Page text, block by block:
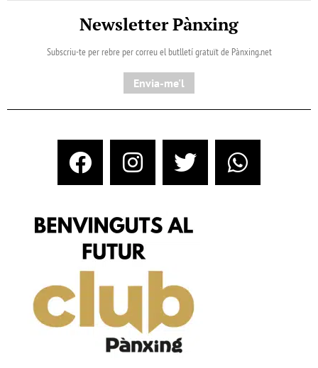
Newsletter Pànxing
Subscriu-te per rebre per correu el butlletí gratuït de Pànxing.net​
Envia-me'l